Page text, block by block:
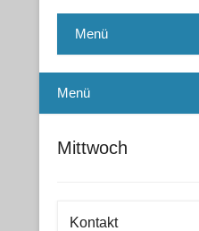
Menü
Menü
Mittwoch
Kontakt